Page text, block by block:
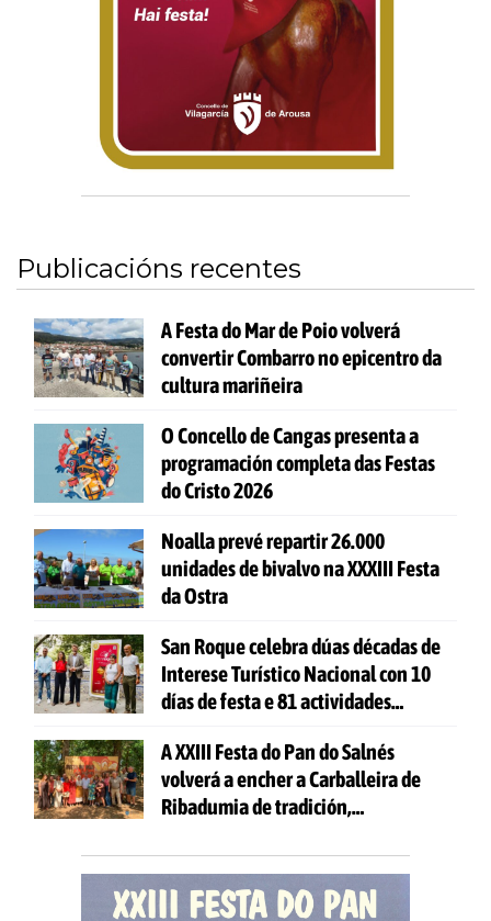
Publicacións recentes
A Festa do Mar de Poio volverá
convertir Combarro no epicentro da
cultura mariñeira
O Concello de Cangas presenta a
programación completa das Festas
do Cristo 2026
Noalla prevé repartir 26.000
unidades de bivalvo na XXXIII Festa
da Ostra
San Roque celebra dúas décadas de
Interese Turístico Nacional con 10
días de festa e 81 actividades
A XXIII Festa do Pan do Salnés
volverá a encher a Carballeira de
Ribadumia de tradición,
todas as idades